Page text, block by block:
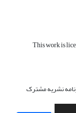
This work is
نشریه مشترک